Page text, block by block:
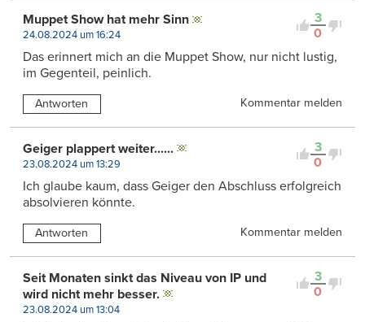
3
0
Muppet Show hat mehr Sinn
24.08.2024 um 16:24
Das erinnert mich an die Muppet Show, nur nicht lustig,
im Gegenteil, peinlich.
Antworten Kommentar melden
3
0
Geiger plappert weiter......
23.08.2024 um 13:29
Ich glaube kaum, dass Geiger den Abschluss erfolgreich
absolvieren könnte.
Antworten Kommentar melden
3
0
Seit Monaten sinkt das Niveau von IP und
wird nicht mehr besser.
23.08.2024 um 13:04